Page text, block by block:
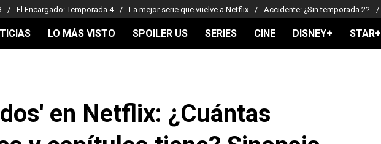
El Encargado: Temporada 4 La mejor serie que vuelve a Netflix Accidente: ¿Sin temporada 2?
LO MÁS VISTO SPOILER US SERIES CINE DISNEY+ STAR+
en Netflix: ¿Cuántas